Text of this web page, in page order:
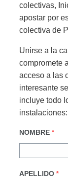
colectivas,
apostar por
colectiva de
Unirse a la
compromete
acceso a las
interesante
incluye todo
NOMBRE *
APELLIDO *